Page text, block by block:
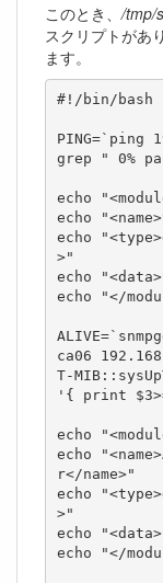
このとき、/tmp/
スクリプトがあ
ます。
#!/bin/bash
PING=`ping
grep " 0%
echo
echo
echo
>"
echo
echo "</
ca06
T-
'{ print
echo
echo
r</name>"
echo
>"
echo
echo "</